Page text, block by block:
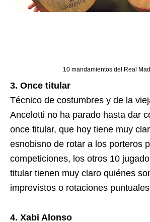
10 mandamientos del Real
3. Once titular
Técnico de costumbres y de la
Ancelotti no ha parado hasta dar
once titular, que hoy tiene muy
esnobisno de rotar a los porteros
competiciones, los otros 10
titular tienen muy claro quiénes
imprevistos o rotaciones
4. Xabi Alonso